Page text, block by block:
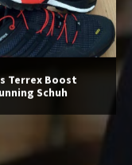
Terrex Boost
Schuh